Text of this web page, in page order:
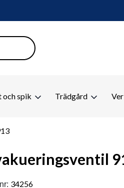
och spik Trädgård
34256